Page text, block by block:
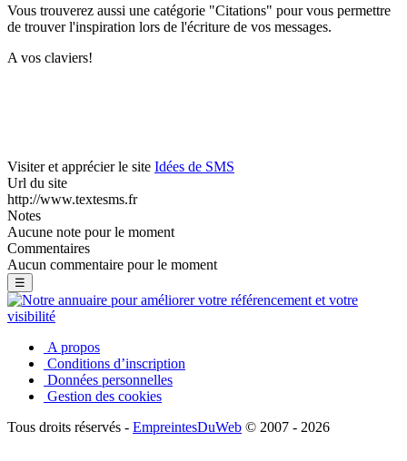
Vous trouverez aussi une catégorie "Citations" pour vous permettre
de trouver l'inspiration lors de l'écriture de vos messages.
A vos claviers!
Visiter et apprécier le site Idées de SMS
Url du site
http://www.textesms.fr
Notes
Aucune note pour le moment
Commentaires
Aucun commentaire pour le moment
☰
A propos
Conditions d’inscription
Données personnelles
Gestion des cookies
Tous droits réservés - EmpreintesDuWeb © 2007 - 2026